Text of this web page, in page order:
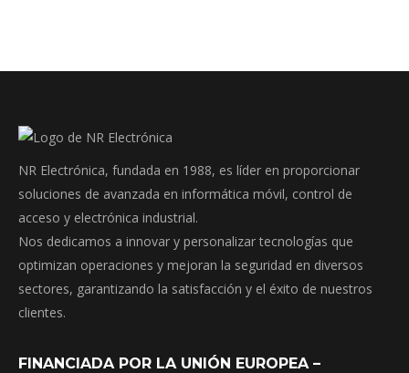
NR Electrónica, fundada en 1988, es líder en proporcionar
soluciones de avanzada en informática móvil, control de
acceso y electrónica industrial.
Nos dedicamos a innovar y personalizar tecnologías que
optimizan operaciones y mejoran la seguridad en diversos
sectores, garantizando la satisfacción y el éxito de nuestros
clientes.
FINANCIADA POR LA UNIÓN EUROPEA –